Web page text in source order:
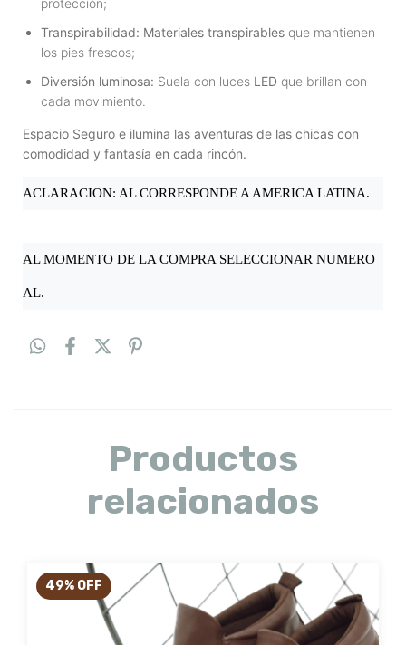
protección;
Transpirabilidad: Materiales transpirables que mantienen
los pies frescos;
Diversión luminosa: Suela con luces LED que brillan con
cada movimiento.
Espacio Seguro e ilumina las aventuras de las chicas con
comodidad y fantasía en cada rincón.
ACLARACION: AL CORRESPONDE A AMERICA LATINA.
AL MOMENTO DE LA COMPRA SELECCIONAR NUMERO
AL.
Productos
relacionados
49% OFF